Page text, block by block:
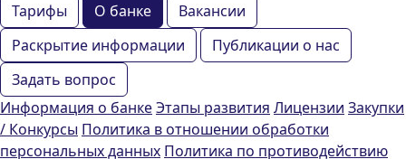
Тарифы О банке
Вакансии
Раскрытие информации
Публикации о нас
Задать вопрос
Информация о банкеЭтапы развития Лицензии Закупки
/ Конкурсы Политика в отношении обработки
персональных данных Политика по противодействию